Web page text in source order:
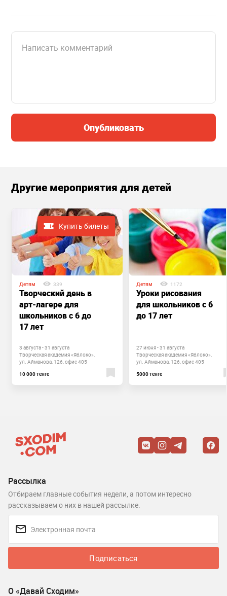
Опубликовать
Другие мероприятия для детей
Купить билеты
Детям 339
Творческий день в
арт-лагере для
школьников с 6 до
17 лет
3 августа - 31 августа
Творческая академия «Яблоко»,
ул. Айманова, 126, офис 405
10 000 тенге
Детям 1172
Уроки рисования
для школьников с 6
до 17 лет
27 июня - 31 августа
Творческая академия «Яблоко»,
ул. Айманова, 126, офис 405
5000 тенге
Рассылка
Отбираем главные события недели, а потом интересно
рассказываем о них в нашей рассылке.
Подписаться
О «Давай Сходим»